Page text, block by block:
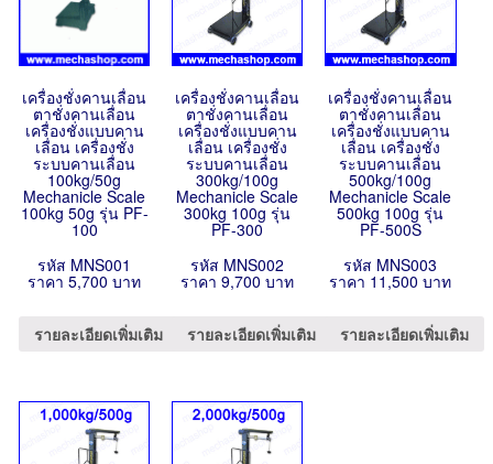
เครื่องชั่งคานเลื่อน
ตาชั่งคานเลื่อน
เครื่องชั่งแบบคาน
เลื่อน เครื่องชั่ง
ระบบคานเลื่อน
100kg/50g
Mechanicle Scale
100kg 50g รุ่น PF-
100
รหัส MNS001
ราคา 5,700 บาท
รายละเอียดเพิ่มเติม
เครื่องชั่งคานเลื่อน
ตาชั่งคานเลื่อน
เครื่องชั่งแบบคาน
เลื่อน เครื่องชั่ง
ระบบคานเลื่อน
300kg/100g
Mechanicle Scale
300kg 100g รุ่น
PF-300
รหัส MNS002
ราคา 9,700 บาท
รายละเอียดเพิ่มเติม
เครื่องชั่งคานเลื่อน
ตาชั่งคานเลื่อน
เครื่องชั่งแบบคาน
เลื่อน เครื่องชั่ง
ระบบคานเลื่อน
500kg/100g
Mechanicle Scale
500kg 100g รุ่น
PF-500S
รหัส MNS003
ราคา 11,500 บาท
รายละเอียดเพิ่มเติม